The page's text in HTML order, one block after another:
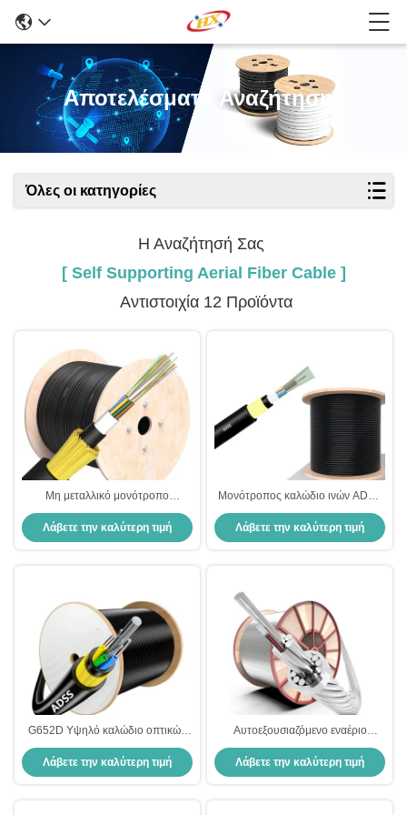
Αποτελέσματα Αναζήτησης
Όλες οι κατηγορίες
Η Αναζήτησή Σας
[ Self Supporting Aerial Fiber Cable ]
Αντιστοιχία 12 Προϊόντα
Μη μεταλλικό μονότροπο
αυτοστήριξης εναέριου καλωδίου
ινών Drop Round ADSS
Λάβετε την καλύτερη τιμή
Μονότροπος καλώδιο ινών ADSS
G657A Εξωτερικό
αυτοεξουσιαζόμενο εναέριο
καλώδιο ινών
Λάβετε την καλύτερη τιμή
G652D Υψηλό καλώδιο οπτικών
ινών 12 24 48 96 Κέντρο ADSS
Αυτοεφοδιαστικό εναέριο καλώδιο
Λάβετε την καλύτερη τιμή
Αυτοεξουσιαζόμενο εναέριο
καλώδιο οπτικών ινών OPGW
Λάβετε την καλύτερη τιμή